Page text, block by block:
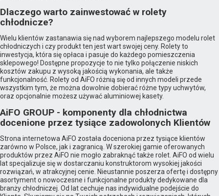
Dlaczego warto zainwestować w rolety
chłodnicze?
Wielu klientów zastanawia się nad wyborem najlepszego modelu rolet
chłodniczych i czy produkt ten jest wart swojej ceny. Rolety to
inwestycja, która się opłaca i pasuje do każdego pomieszczenia
sklepowego! Dostępne propozycje to nie tylko połączenie niskich
kosztów zakupu z wysoką jakością wykonania, ale także
funkcjonalność. Rolety od AiFO różnią się od innych modeli przede
wszystkim tym, że można dowolnie dobierać różne typy uchwytów,
oraz opcjonalnie możesz używać aluminiowej kasety.
AiFO GROUP - komponenty dla chłodnictwa
docenione przez tysiące zadowolonych Klientów
Strona internetowa AiFO została doceniona przez tysiące klientów
zarówno w Polsce, jak i zagranicą. W szerokiej gamie oferowanych
produktów przez AiFO nie mogło zabraknąć także rolet. AiFO od wielu
lat specjalizuje się w dostarczaniu konstruktorom wysokiej jakości
rozwiązań, w atrakcyjnej cenie. Nieustannie poszerza ofertę i dostępny
asortyment o nowoczesne i funkcjonalne produkty dedykowane dla
branży chłodniczej. Od lat cechuje nas indywidualne podejście do